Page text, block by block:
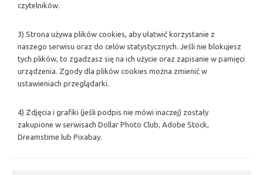
czytelników.
3) Strona używa plików cookies, aby ułatwić korzystanie z
naszego serwisu oraz do celów statystycznych. Jeśli nie blokujesz
tych plików, to zgadzasz się na ich użycie oraz zapisanie w pamięci
urządzenia. Zgody dla plików cookies można zmienić w
ustawieniach przeglądarki.
4) Zdjęcia i grafiki (jeśli podpis nie mówi inaczej) zostały
zakupione w serwisach Dollar Photo Club, Adobe Stock,
Dreamstime lub Pixabay.